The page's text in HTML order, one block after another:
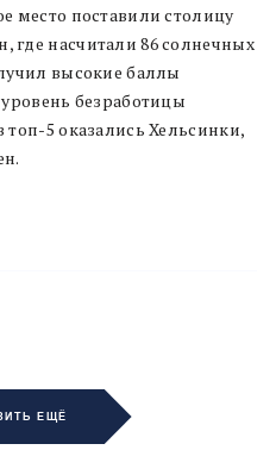
место поставили столицу
где насчитали 86 солнечных
высокие баллы
безработицы
5 оказались Хельсинки,
ЕЩЁ